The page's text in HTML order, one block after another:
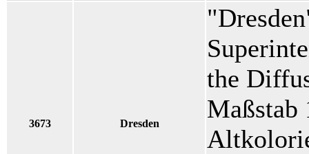
3673 Dresden
the
Maßstab